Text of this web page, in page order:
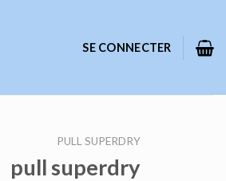
SE CONNECTER
PULL SUPERDRY
pull superdry